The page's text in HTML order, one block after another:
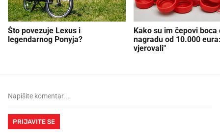
Što povezuje Lexus i
legendarnog Ponyja?
Kako su im čepovi boca
nagradu od 10.000
vjerovali"
PRIJAVITE SE